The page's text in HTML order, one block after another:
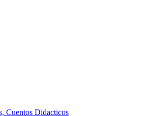
Cuentos Didacticos